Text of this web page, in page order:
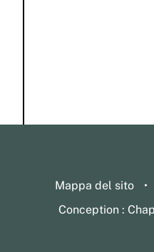
Mappa del sito
Conception :